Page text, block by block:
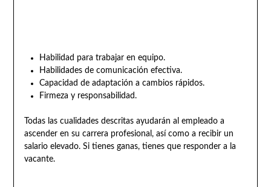
Habilidad para trabajar en equipo.
Habilidades de comunicación efectiva.
Capacidad de adaptación a cambios rápidos.
Firmeza y responsabilidad.
Todas las cualidades descritas ayudarán al empleado a
ascender en su carrera profesional, así como a recibir un
salario elevado. Si tienes ganas, tienes que responder a la
vacante.